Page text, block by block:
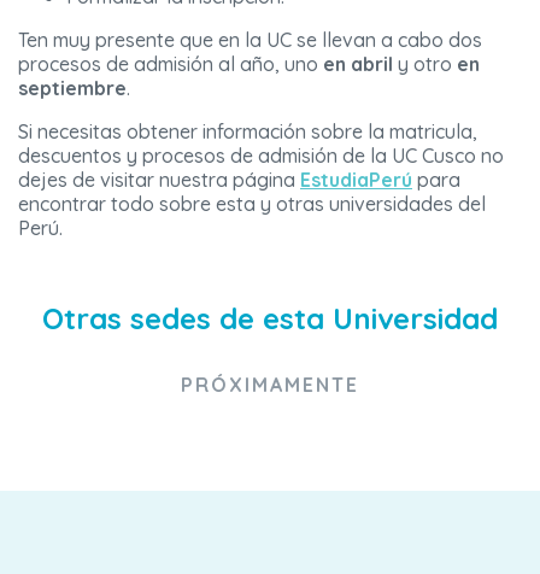
Ten muy presente que en la UC se llevan a cabo dos
procesos de admisión al año, uno en abril y otro en
septiembre.
Si necesitas obtener información sobre la matricula,
descuentos y procesos de admisión de la UC Cusco no
dejes de visitar nuestra página EstudiaPerú para
encontrar todo sobre esta y otras universidades del
Perú.
Otras sedes de esta Universidad
PRÓXIMAMENTE